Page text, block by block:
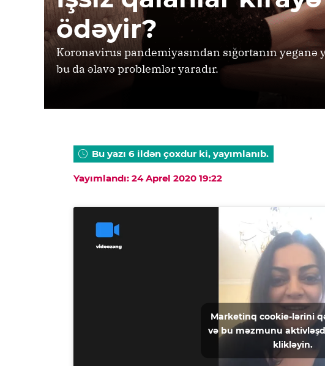
ödəyir?
Koronavirus pandemiyasından sığortanın
bu da əlavə problemlər yaradır.
Bu yazı 6 ildən çoxdur ki, yayımlanıb.
Yayımlandı: 24 Aprel 2020 19:22
Marketinq cookie-lərini
və bu məzmunu
klikləyin.